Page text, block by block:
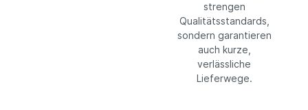
strengen
Qualitätsstandards,
sondern garantieren
auch kurze,
verlässliche
Lieferwege.